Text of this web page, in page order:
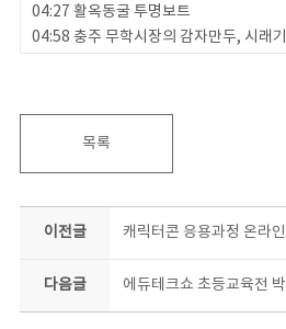
04:27 활옥동굴 투명보트
04:58 충주 무학시장의 감자만두, 시래
목록
이전글 캐릭터콘 응용과정 온라
다음글 에듀테크쇼 초등교육전 박